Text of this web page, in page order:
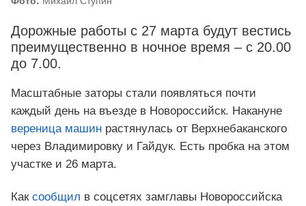
Дорожные работы с 27 марта будут вестись
преимущественно в ночное время – с 20.00
до 7.00.
Масштабные заторы стали появляться почти
каждый день на въезде в Новороссийск. Накануне
вереница машин растянулась от Верхнебаканского
через Владимировку и Гайдук. Есть пробка на этом
участке и 26 марта.
Как сообщил в соцсетях замглавы Новороссийска